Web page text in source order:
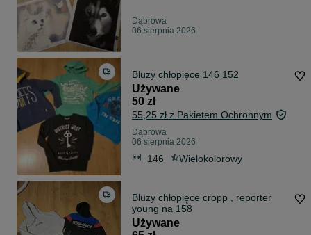
Dąbrowa
06 sierpnia 2026
Bluzy chłopięce 146 152
Używane
50 zł
55,25 zł z Pakietem Ochronnym
Dąbrowa
06 sierpnia 2026
146 Wielokolorowy
Bluzy chłopięce cropp , reporter
young na 158
Używane